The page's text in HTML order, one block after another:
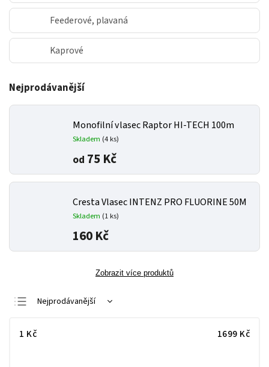
Feederové, plavaná
Kaprové
Nejprodávanější
Monofilní vlasec Raptor HI-TECH 100m
Skladem (4 ks)
od 75 Kč
Cresta Vlasec INTENZ PRO FLUORINE 50M
Skladem (1 ks)
160 Kč
Zobrazit více produktů
Nejprodávanější
1 Kč 1699 Kč